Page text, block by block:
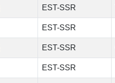
EST-SSR
EST-SSR
EST-SSR
EST-SSR